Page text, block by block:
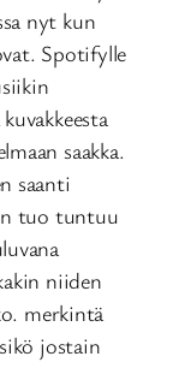
nyt kun
Spotifylle
saakka.
saanti
tuo tuntuu
niiden
merkintä
jostain